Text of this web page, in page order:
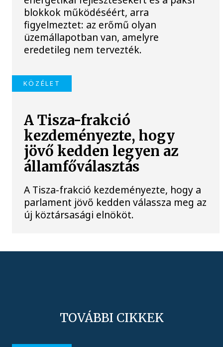
blokkok működéséért, arra
figyelmeztet: az erőmű olyan
üzemállapotban van, amelyre
eredetileg nem tervezték.
KÖZÉLET
A Tisza-frakció
kezdeményezte, hogy
jövő kedden legyen az
államfőválasztás
A Tisza-frakció kezdeményezte, hogy a
parlament jövő kedden válassza meg az
új köztársasági elnököt.
TOVÁBBI CIKKEK